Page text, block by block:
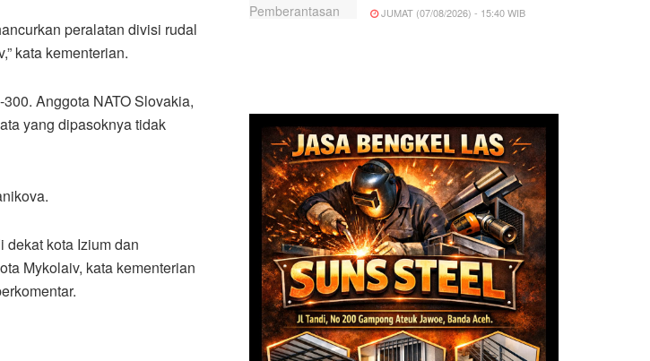
peralatan divisi rudal
kata kementerian.
Anggota NATO Slovakia,
yang dipasoknya tidak
kota Izium dan
Mykolaiv, kata kementerian
JUMAT (07/08/2026) - 15:40 WIB